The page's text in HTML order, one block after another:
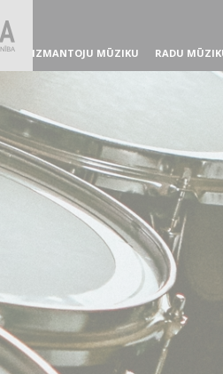
IZMANTOJU MŪZIKU RADU